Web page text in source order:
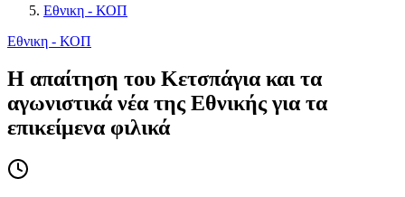
Εθνικη - ΚΟΠ
Εθνικη - ΚΟΠ
Η απαίτηση του Κετσπάγια και τα
αγωνιστικά νέα της Εθνικής για τα
επικείμενα φιλικά